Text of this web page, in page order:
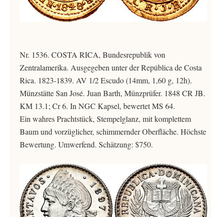
Nr. 1536. COSTA RICA, Bundesrepublik von
Zentralamerika. Ausgegeben unter der República de Costa
Rica. 1823-1839. AV 1/2 Escudo (14mm, 1,60 g, 12h).
Münzstätte San José. Juan Barth, Münzprüfer. 1848 CR JB.
KM 13.1; Cr 6. In NGC Kapsel, bewertet MS 64.
Ein wahres Prachtstück, Stempelglanz, mit komplettem
Baum und vorzüglicher, schimmernder Oberfläche. Höchste
Bewertung. Umwerfend. Schätzung: $750.